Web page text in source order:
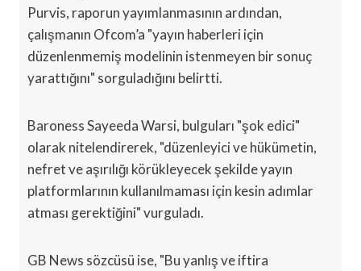
Purvis, raporun yayımlanmasının ardından,
çalışmanın Ofcom’a "yayın haberleri için
düzenlenmemiş modelinin istenmeyen bir sonuç
yarattığını" sorguladığını belirtti.
Baroness Sayeeda Warsi, bulguları "şok edici"
olarak nitelendirerek, "düzenleyici ve hükümetin,
nefret ve aşırılığı körükleyecek şekilde yayın
platformlarının kullanılmaması için kesin adımlar
atması gerektiğini" vurguladı.
GB News sözcüsü ise, "Bu yanlış ve iftira